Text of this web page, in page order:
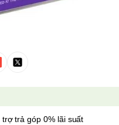
trợ trả góp 0% lãi suất